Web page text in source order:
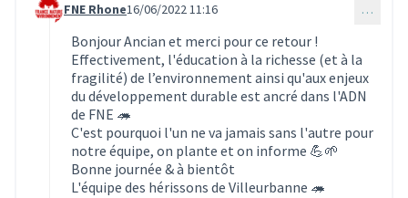
Commentaire 1798 (réponse au commentaire 1788)
FNE Rhone16/06/2022 11:16 …
Bonjour Ancian et merci pour ce retour !
Effectivement, l'éducation à la richesse (et à la
fragilité) de l’environnement ainsi qu'aux enjeux
du développement durable est ancré dans l'ADN
de FNE 🦔
C'est pourquoi l'un ne va jamais sans l'autre pour
notre équipe, on plante et on informe 💪🌱
Bonne journée & à bientôt
L'équipe des hérissons de Villeurbanne 🦔